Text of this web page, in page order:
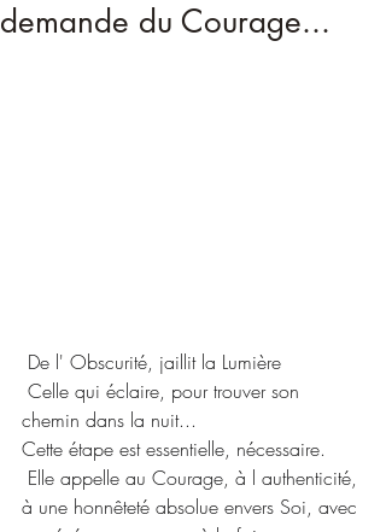
demande du Courage...
De l' Obscurité, jaillit la Lumière
Celle qui éclaire, pour trouver son
chemin dans la nuit...
Cette étape est essentielle, nécessaire.
Elle appelle au Courage, à l authenticité,
à une honnêteté absolue envers Soi, avec